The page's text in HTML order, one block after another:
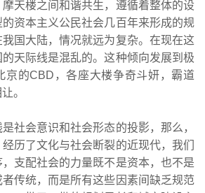
天楼之间和谐共生，遵循着整体的设
资本主义公民社会几百年来形成的规
国大陆，情况就远为复杂。在现在这
天际线是混乱的。这种倾向发展到极
京的CBD，各座大楼争奇斗妍，霸道
。
社会意识和社会形态的投影，那么，
历了文化与社会断裂的近现代，我们
支配社会的力量既不是资本，也不是
传统，而是所有这些因素间缺乏规范